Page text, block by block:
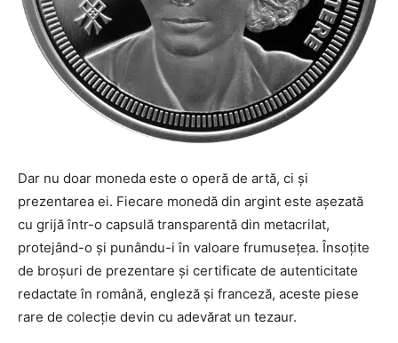
Dar nu doar moneda este o operă de artă, ci și
prezentarea ei. Fiecare monedă din argint este așezată
cu grijă într-o capsulă transparentă din metacrilat,
protejând-o și punându-i în valoare frumusețea. Însoțite
de broșuri de prezentare și certificate de autenticitate
redactate în română, engleză și franceză, aceste piese
rare de colecție devin cu adevărat un tezaur.